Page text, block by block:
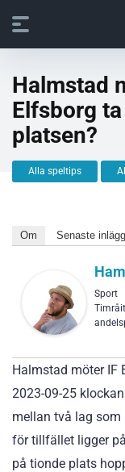
Halmstad
Elfsborg
platsen?
Alla speltips
Om Senaste
Sport
Halmstad möter IF
2023-09-25
mellan två lag som
för tillfället ligger
på tionde plats